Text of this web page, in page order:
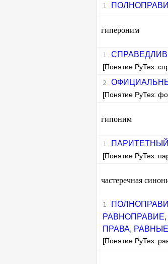
гипероним
[Понятие РуТез:
[Понятие РуТез:
гипоним
ПАРИТЕТНЫЙ
[Понятие РуТез:
частеречная
РАВНОПРАВИЕ,
ПРАВА,
[Понятие РуТез: